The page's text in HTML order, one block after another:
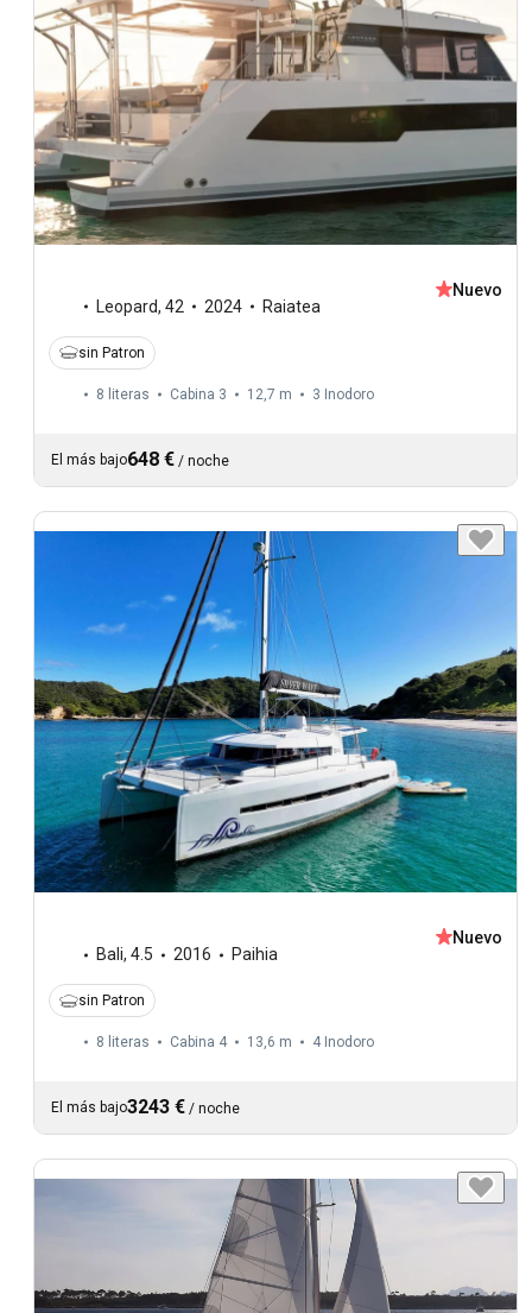
Leopard, 42 2024 Raiatea
Nuevo
sin Patron
8 literas Cabina 3 12,7 m 3 Inodoro
El más bajo648 € / noche
Bali, 4.5 2016 Paihia
Nuevo
sin Patron
8 literas Cabina 4 13,6 m 4 Inodoro
El más bajo3243 € / noche